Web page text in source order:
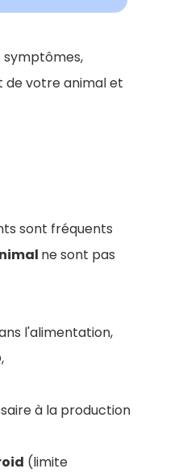
symptômes,
votre animal et
sont fréquents
ne sont pas
l'alimentation,
à la production
(limite